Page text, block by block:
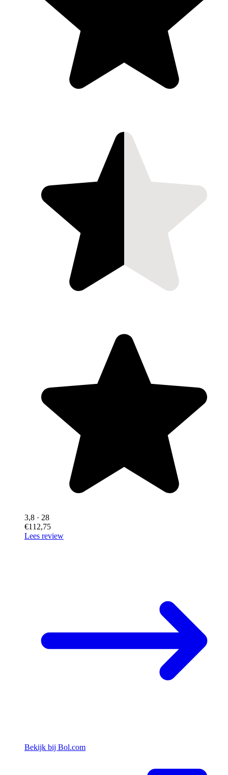
3,8 · 28
€112,75
Lees review
Bekijk bij Bol.com